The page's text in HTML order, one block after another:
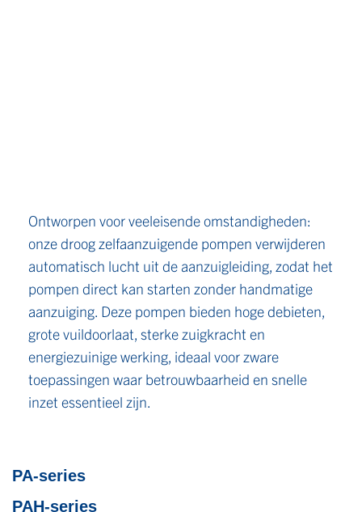
Ontworpen voor veeleisende omstandigheden:
onze droog zelfaanzuigende pompen verwijderen
automatisch lucht uit de aanzuigleiding, zodat het
pompen direct kan starten zonder handmatige
aanzuiging. Deze pompen bieden hoge debieten,
grote vuildoorlaat, sterke zuigkracht en
energiezuinige werking, ideaal voor zware
toepassingen waar betrouwbaarheid en snelle
inzet essentieel zijn.
PA-series
PAH-series